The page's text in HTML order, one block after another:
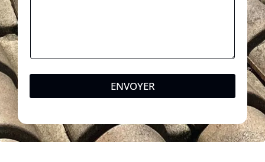
ENVOYER